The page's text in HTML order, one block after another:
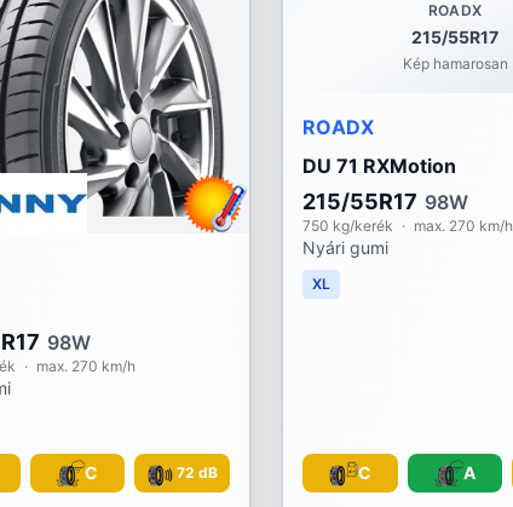
98W
· max. 270 km/h
C 72 dB
ROADX
215/55R17
Kép hamarosan
ROADX
DU 71 RXMotion
215/55R17 98W
750 kg/kerék · max. 270 km/h
Nyári gumi
XL
C A